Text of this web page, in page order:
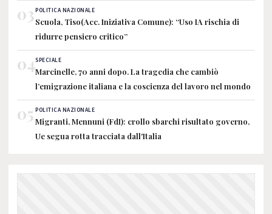
03POLITICA NAZIONALE
Scuola, Tiso(Acc. Iniziativa Comune): “Uso IA rischia di
ridurre pensiero critico”
04SPECIALE
Marcinelle, 70 anni dopo. La tragedia che cambiò
l’emigrazione italiana e la coscienza del lavoro nel mondo
05 POLITICA NAZIONALE
Migranti, Mennuni (FdI): crollo sbarchi risultato governo,
Ue segua rotta tracciata dall'Italia